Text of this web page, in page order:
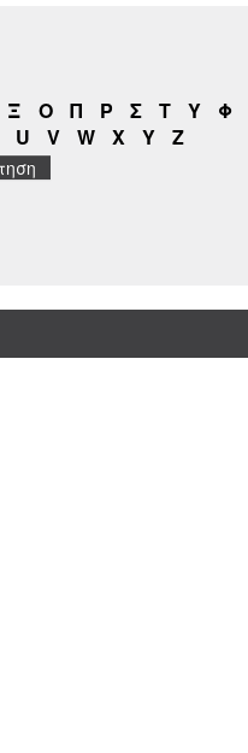
Ξ Ο Π Ρ Σ Τ Υ Φ
U V W X Y Z